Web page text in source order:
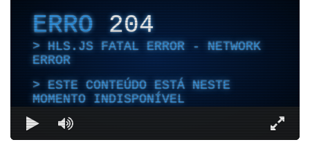
ERRO204
HLS.JS FATAL ERROR - NETWORK
ERROR
ESTE CONTEÚDO ESTÁ NESTE
MOMENTO INDISPONÍVEL